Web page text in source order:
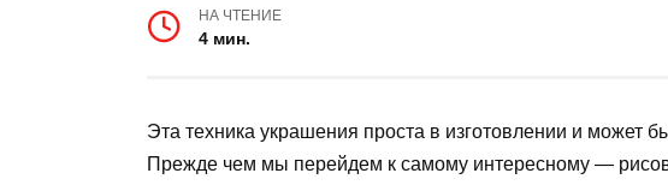
НА ЧТЕНИЕ
4 мин.
Эта техника украшения проста в изготовлении и может
Прежде чем мы перейдем к самому интересному —